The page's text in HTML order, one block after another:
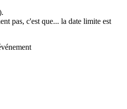
pas, c'est que... la date limite est